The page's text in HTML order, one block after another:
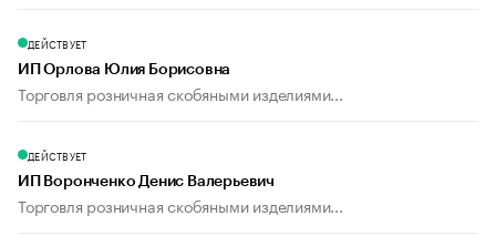
ДЕЙСТВУЕТ
ИП Орлова Юлия Борисовна
Торговля розничная скобяными изделиями...
ДЕЙСТВУЕТ
ИП Воронченко Денис Валерьевич
Торговля розничная скобяными изделиями...